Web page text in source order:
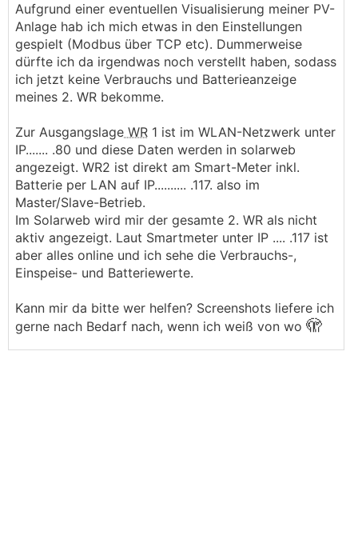
Aufgrund einer eventuellen Visualisierung meiner PV-
Anlage hab ich mich etwas in den Einstellungen
gespielt (Modbus über TCP etc). Dummerweise
dürfte ich da irgendwas noch verstellt haben, sodass
ich jetzt keine Verbrauchs und Batterieanzeige
meines 2. WR bekomme.
Zur Ausgangslage WR 1 ist im WLAN-Netzwerk unter
IP....... .80 und diese Daten werden in solarweb
angezeigt. WR2 ist direkt am Smart-Meter inkl.
Batterie per LAN auf IP.......... .117. also im
Master/Slave-Betrieb.
Im Solarweb wird mir der gesamte 2. WR als nicht
aktiv angezeigt. Laut Smartmeter unter IP .... .117 ist
aber alles online und ich sehe die Verbrauchs-,
Einspeise- und Batteriewerte.
Kann mir da bitte wer helfen? Screenshots liefere ich
gerne nach Bedarf nach, wenn ich weiß von wo 🫣